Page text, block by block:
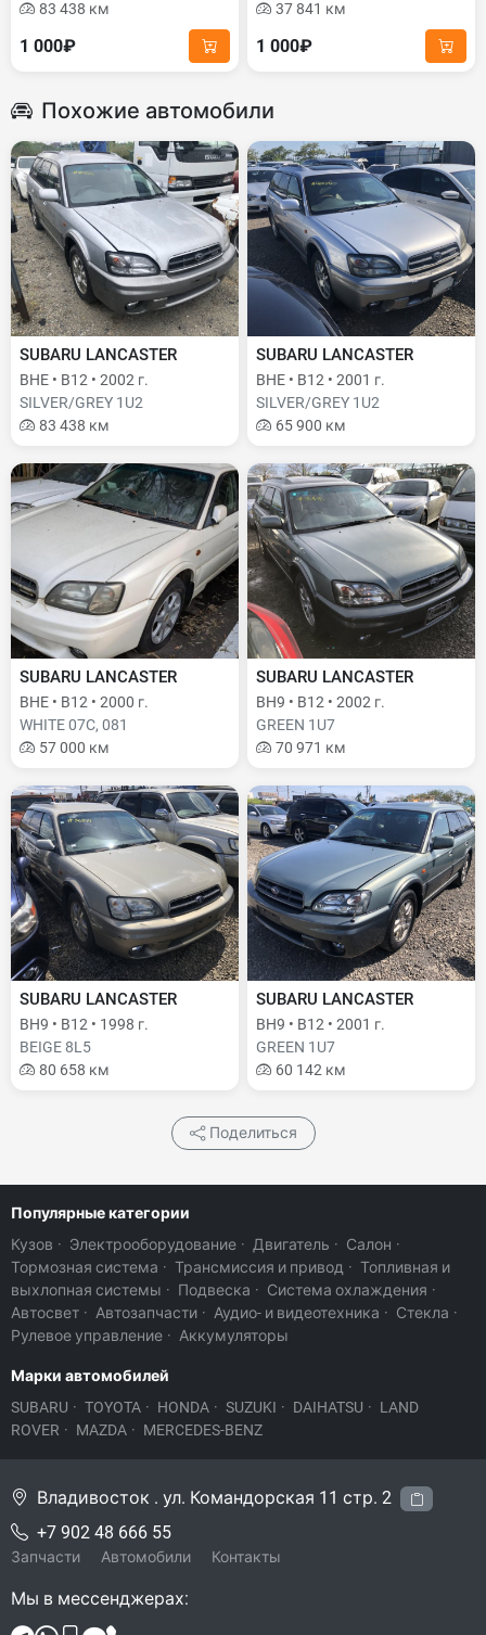
83 438 км
1 000₽
37 841 км
1 000₽
Похожие автомобили
SUBARU LANCASTER
BHE • B12 • 2002 г.
SILVER/GREY 1U2
83 438 км
SUBARU LANCASTER
BHE • B12 • 2001 г.
SILVER/GREY 1U2
65 900 км
SUBARU LANCASTER
BHE • B12 • 2000 г.
WHITE 07C, 081
57 000 км
SUBARU LANCASTER
BH9 • B12 • 2002 г.
GREEN 1U7
70 971 км
SUBARU LANCASTER
BH9 • B12 • 1998 г.
BEIGE 8L5
80 658 км
SUBARU LANCASTER
BH9 • B12 • 2001 г.
GREEN 1U7
60 142 км
Поделиться
Популярные категории
Кузов · Электрооборудование · Двигатель · Салон ·
Тормозная система · Трансмиссия и привод · Топливная и
выхлопная системы · Подвеска · Система охлаждения ·
Автосвет · Автозапчасти · Аудио- и видеотехника · Стекла ·
Рулевое управление · Аккумуляторы
Марки автомобилей
SUBARU · TOYOTA · HONDA · SUZUKI · DAIHATSU · LAND
ROVER · MAZDA · MERCEDES-BENZ
Владивосток . ул. Командорская 11 стр. 2
+7 902 48 666 55
Запчасти Автомобили Контакты
Мы в мессенджерах: